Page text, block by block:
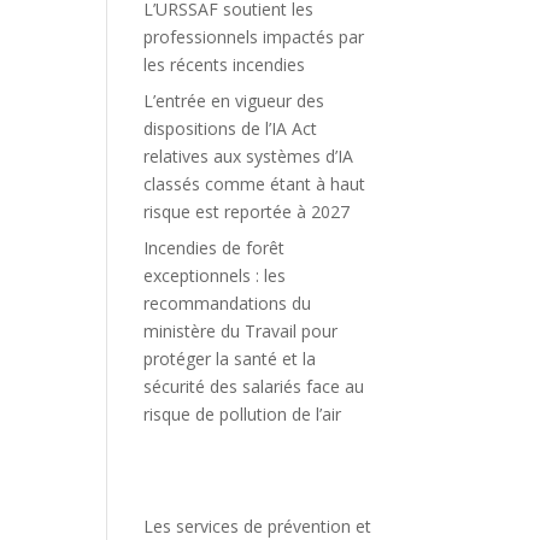
L’URSSAF soutient les
professionnels impactés par
les récents incendies
L’entrée en vigueur des
dispositions de l’IA Act
relatives aux systèmes d’IA
classés comme étant à haut
risque est reportée à 2027
Incendies de forêt
exceptionnels : les
recommandations du
ministère du Travail pour
protéger la santé et la
sécurité des salariés face au
risque de pollution de l’air
Les services de prévention et